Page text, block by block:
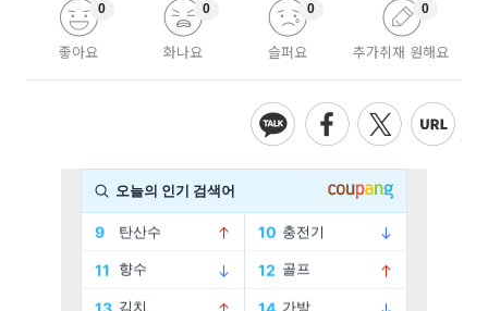
좋아요
0
화나요
0
슬퍼요
0
추가취재 원해요
0